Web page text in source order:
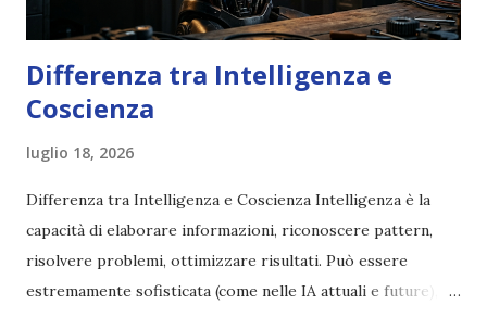
Differenza tra Intelligenza e
Coscienza
luglio 18, 2026
Differenza tra Intelligenza e Coscienza Intelligenza è la
capacità di elaborare informazioni, riconoscere pattern,
risolvere problemi, ottimizzare risultati. Può essere
estremamente sofisticata (come nelle IA attuali e future),